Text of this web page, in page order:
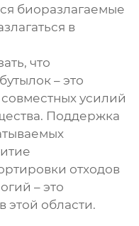
биоразлагаемые
в
что
– это
усилий
Поддержка
отходов
– это
этой области.